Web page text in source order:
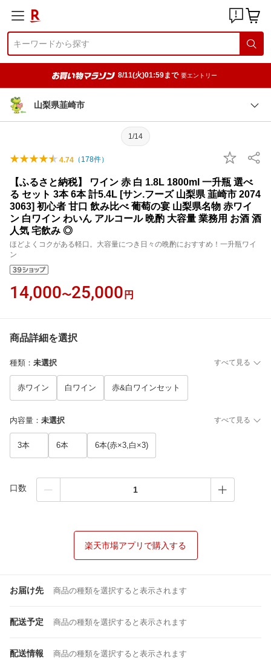
8/11(火)01:59まで 要エントリー
山梨県韮崎市
1/14
4.74 （ 178件）
【ふるさと納税】 ワイン 赤 白 1.8L 1800ml 一升瓶 選べ
る セット 3本 6本 計5.4L [サン.フーズ 山梨県 韮崎市 2074
3063] 初心者 甘口 飲み比べ 葡萄の宴 山梨県名物 赤ワイ
ン 白ワイン わいん アルコール 晩酌 大容量 業務用 お酒 酒
人気 宅飲み ◎
ほどよくコクがある軽口。大容量につき日々の晩酌におすすめ！一升瓶ワイ
ン
14,000〜25,000 円
商品詳細を選択
種類 ： 未選択 すべて見る
赤ワイン 白ワイン 赤&白ワインセット
内容量 ： 未選択 すべて見る
3本 6本 6本(赤×3,白×3)
口数
楽天市場アプリで購入する
お届け先 商品の種類を選択すると表示されます
配送予定 商品の種類を選択すると表示されます
配送情報 商品の種類を選択すると表示されます